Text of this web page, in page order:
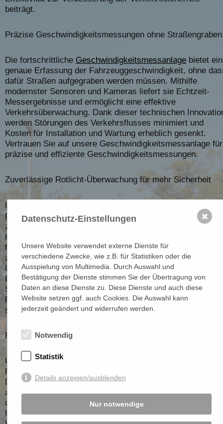
beiträgt.
Präzise Geschwindigkeitsmessungen ohne Straßengraben
Die fortschrittliche Geschwindigkeitsmessanlage bietet
genaue Erfassung der Fahrzeuggeschwindigkeit, ohne
dafür Straßen aufgegraben werden müssen. Mithilfe
modernster Sensoren und Kameras liefert sie Echtzeit-
Messergebnisse und ermöglicht eine effektive
Verkehrsüberwachung. Dank dieser technischen
werden Störungen des Verkehrsflusses minimiert und
Kosten für Installation und Wartung erheblich gesenkt.
Vertrauen Sie auf unsere Geschwindigkeitsmessanlage für
präzise und effiziente Geschwindigkeitsmessungen.
Zuverlässige Rotlicht-Überwachung für mehr Sicherheit
Unsere kombinierte Lösung bietet nicht nur präzise
Geschwindigkeitsmessungen,sondern auch eine
zuverlässige Rotlicht-Überwachung. Hochauflösende
Kameras erkennen Fahrzeuge, die bei Rot über die Ampel
fahren, und dokumentieren diese Verstöße. Diese
zusätzliche Sicherheitsmaßnahme trägt dazu bei, das
Unfallrisiko zu reduzieren und Verkehrsteilnehmer zur
Einhaltung der Verkehrsregeln zu ermutigen. Entscheiden
Sie sich für unsere kombinierte Geschwindigkeits- und
Rotlicht-Überwachung, um die Verkehrssicherheit zu
steigern.
Flexibilität in der Überwachung für optimale Ergebnisse
Unsere Geschwindigkeitsmessanlage
Flexibilität, in bis zu zwei Fahrtrichtungen zu blitzen.
Dadurch wird eine umfassende Überwachung des
auf mehreren Fahrspuren ermöglicht, was die Effektivität
der Geschwindigkeitsmessung weiter verbessert.
Unabhängig von der Art der Straße oder des
Datenschutz-Einstellungen
Unsere Website verwendet externe Dienste für
verschiedene Zwecke, wie z.B. für Statistiken oder die
Ausspielung von Multimedia. Durch Auswahl und
Bestätigung der Dienste stimmen Sie der Übertragung von
Daten an diese Dienste zu. Diese Dienste und auch diese
Website setzen ggf. auch Cookies. Die Auswahl kann
jederzeit geändert und widerrufen werden.
Notwendig
Statistik
Details anzeigen/ausblenden
Nur notwendige
✖